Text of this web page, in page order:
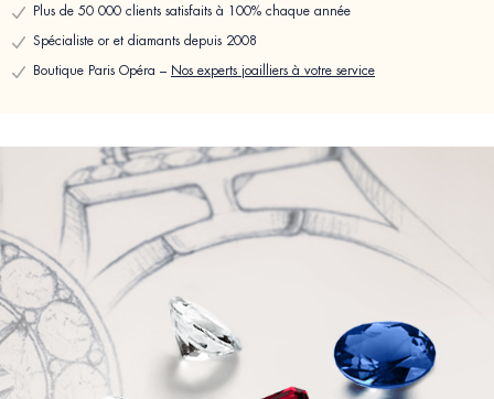
Plus de 50 000 clients satisfaits à 100% chaque année
Spécialiste or et diamants depuis 2008
Boutique Paris Opéra – Nos experts joailliers à votre service